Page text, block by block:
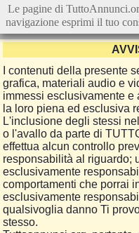
I contenuti della presente
grafica, materiali audio e
immessi esclusivamente e
la loro piena ed esclusiva
L'inclusione degli stessi
o l'avallo da parte di
effettua alcun controllo
responsabilità al riguardo;
esclusivamente
comportamenti che porrai
esclusivamente
qualsivoglia danno Ti
stesso.
Le pagine di
navigazione esprimi il tuo